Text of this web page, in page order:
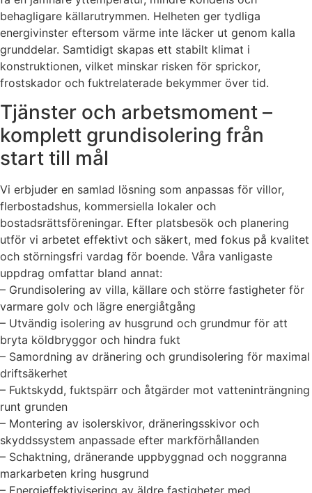
behagligare källarutrymmen. Helheten ger tydliga
energivinster eftersom värme inte läcker ut genom kalla
grunddelar. Samtidigt skapas ett stabilt klimat i
konstruktionen, vilket minskar risken för sprickor,
frostskador och fuktrelaterade bekymmer över tid.
Tjänster och arbetsmoment –
komplett grundisolering från
start till mål
Vi erbjuder en samlad lösning som anpassas för villor,
flerbostadshus, kommersiella lokaler och
bostadsrättsföreningar. Efter platsbesök och planering
utför vi arbetet effektivt och säkert, med fokus på kvalitet
och störningsfri vardag för boende. Våra vanligaste
uppdrag omfattar bland annat:
– Grundisolering av villa, källare och större fastigheter för
varmare golv och lägre energiåtgång
– Utvändig isolering av husgrund och grundmur för att
bryta köldbryggor och hindra fukt
– Samordning av dränering och grundisolering för maximal
driftsäkerhet
– Fuktskydd, fuktspärr och åtgärder mot vatteninträngning
runt grunden
– Montering av isolerskivor, dräneringsskivor och
skyddssystem anpassade efter markförhållanden
– Schaktning, dränerande uppbyggnad och noggranna
markarbeten kring husgrund
– Energieffektivisering av äldre fastigheter med